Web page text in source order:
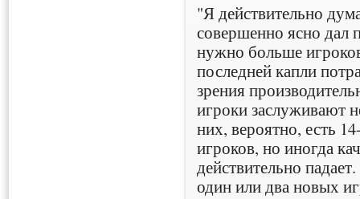
"Я действительно
совершенно ясно дал
нужно больше
последней капли
зрения
игроки заслуживают
них, вероятно, есть
игроков, но иногда
действительно
один или два новых